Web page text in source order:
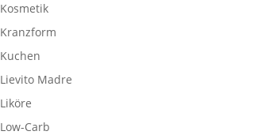
Kosmetik
Kranzform
Kuchen
Lievito Madre
Liköre
Low-Carb